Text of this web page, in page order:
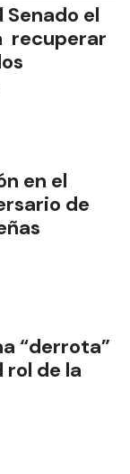
Senado el
recuperar
en el
de
“derrota”
de la